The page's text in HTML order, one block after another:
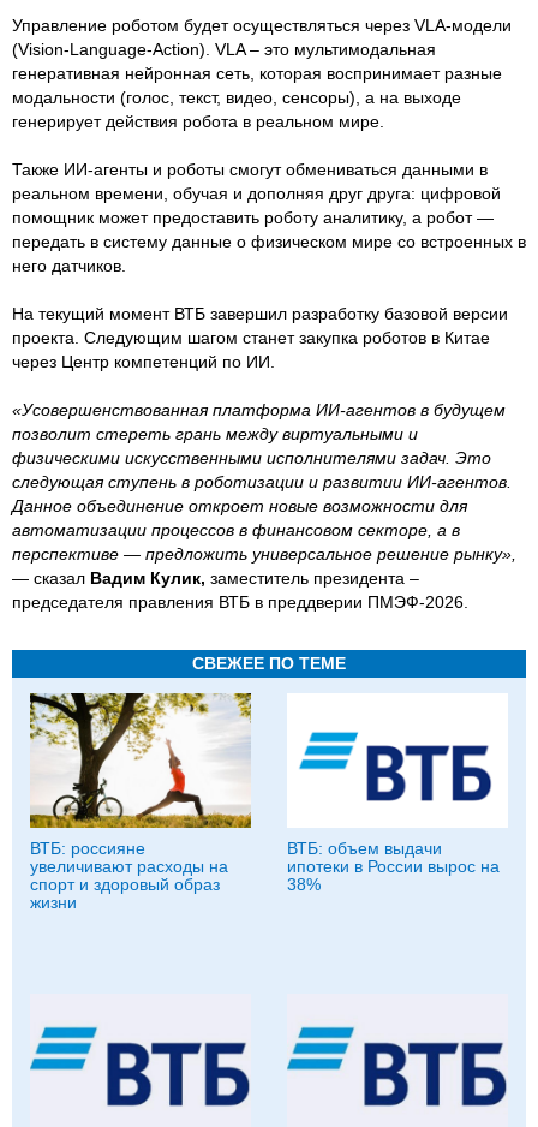
Управление роботом будет осуществляться через VLA-модели
(Vision-Language-Action). VLA – это мультимодальная
генеративная нейронная сеть, которая воспринимает разные
модальности (голос, текст, видео, сенсоры), а на выходе
генерирует действия робота в реальном мире.
Также ИИ-агенты и роботы смогут обмениваться данными в
реальном времени, обучая и дополняя друг друга: цифровой
помощник может предоставить роботу аналитику, а робот —
передать в систему данные о физическом мире со встроенных в
него датчиков.
На текущий момент ВТБ завершил разработку базовой версии
проекта. Следующим шагом станет закупка роботов в Китае
через Центр компетенций по ИИ.
«Усовершенствованная платформа ИИ-агентов в будущем
позволит стереть грань между виртуальными и
физическими искусственными исполнителями задач. Это
следующая ступень в роботизации и развитии ИИ-агентов.
Данное объединение откроет новые возможности для
автоматизации процессов в финансовом секторе, а в
перспективе — предложить универсальное решение рынку»,
— сказал Вадим Кулик, заместитель президента –
председателя правления ВТБ в преддверии ПМЭФ-2026.
СВЕЖЕЕ ПО ТЕМЕ
ВТБ: россияне
увеличивают расходы на
спорт и здоровый образ
жизни
ВТБ: объем выдачи
ипотеки в России вырос на
38%